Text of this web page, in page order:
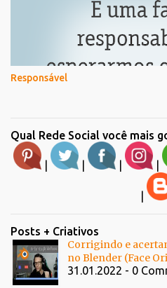
Responsável
Qual Rede Social você mais
| | | |
Posts + Criativos
Corrigindo e
no Blender (Face
31.01.2022 - 0